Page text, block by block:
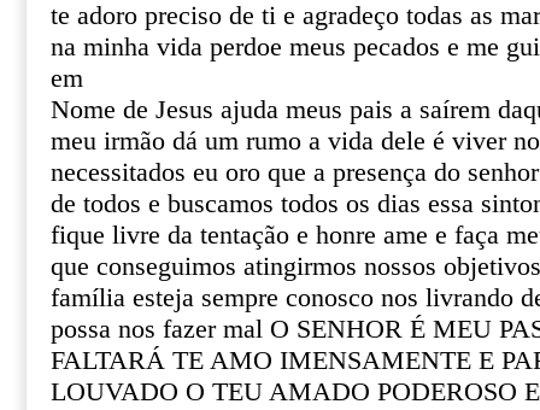
te adoro preciso de ti e agradeço todas as
na minha vida perdoe meus pecados e me
em
Nome de Jesus ajuda meus pais a saírem
meu irmão dá um rumo a vida dele é viver
necessitados eu oro que a presença do
de todos e buscamos todos os dias essa
fique livre da tentação e honre ame e faça
que conseguimos atingirmos nossos
família esteja sempre conosco nos livrando
possa nos fazer mal O SENHOR É MEU
FALTARÁ TE AMO IMENSAMENTE E
LOUVADO O TEU AMADO PODEROSO